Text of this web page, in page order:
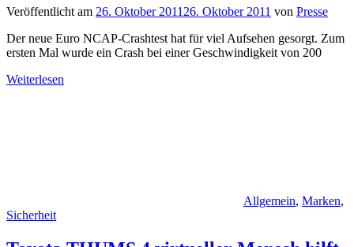
Veröffentlicht am 26. Oktober 201126. Oktober 2011 von Presse
Der neue Euro NCAP-Crashtest hat für viel Aufsehen gesorgt. Zum
ersten Mal wurde ein Crash bei einer Geschwindigkeit von 200
Weiterlesen
Allgemein, Marken,
Sicherheit